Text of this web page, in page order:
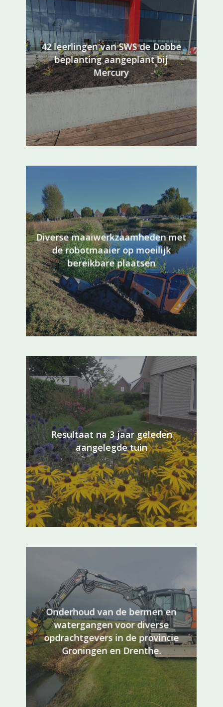
42 leerlingen van SWS de Dobbe
beplanting aangeplant bij
Mercury
Diverse maaiwerkzaamheden met
de robotmaaier op moeilijk
bereikbare plaatsen
Resultaat na 3 jaar geleden
aangelegde tuin
Onderhoud van de bermen en
watergangen voor diverse
opdrachtgevers in de provincie
Groningen en Drenthe.